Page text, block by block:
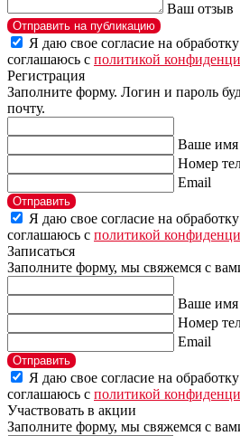
Ваш отзыв
Отправить на публикацию
Я даю свое согласие на
соглашаюсь с политикой
Регистрация
Заполните форму. Логин и пароль
почту.
Ваше имя
Номер
Email
Отправить
Я даю свое согласие на
соглашаюсь с политикой
Записаться
Заполните форму, мы свяжемся с
Ваше имя
Номер
Email
Отправить
Я даю свое согласие на
соглашаюсь с политикой
Участвовать в акции
Заполните форму, мы свяжемся с